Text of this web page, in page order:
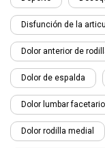
Disfunción de la
Dolor anterior de
Dolor de espalda
Dolor lumbar facetario
Dolor rodilla medial